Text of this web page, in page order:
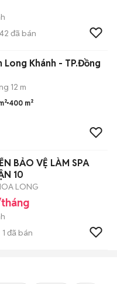
đã bán
Long Khánh - TP.Đồng
12 m
400 m²
BẢO VỆ LÀM SPA
10
LONG
1 đã bán